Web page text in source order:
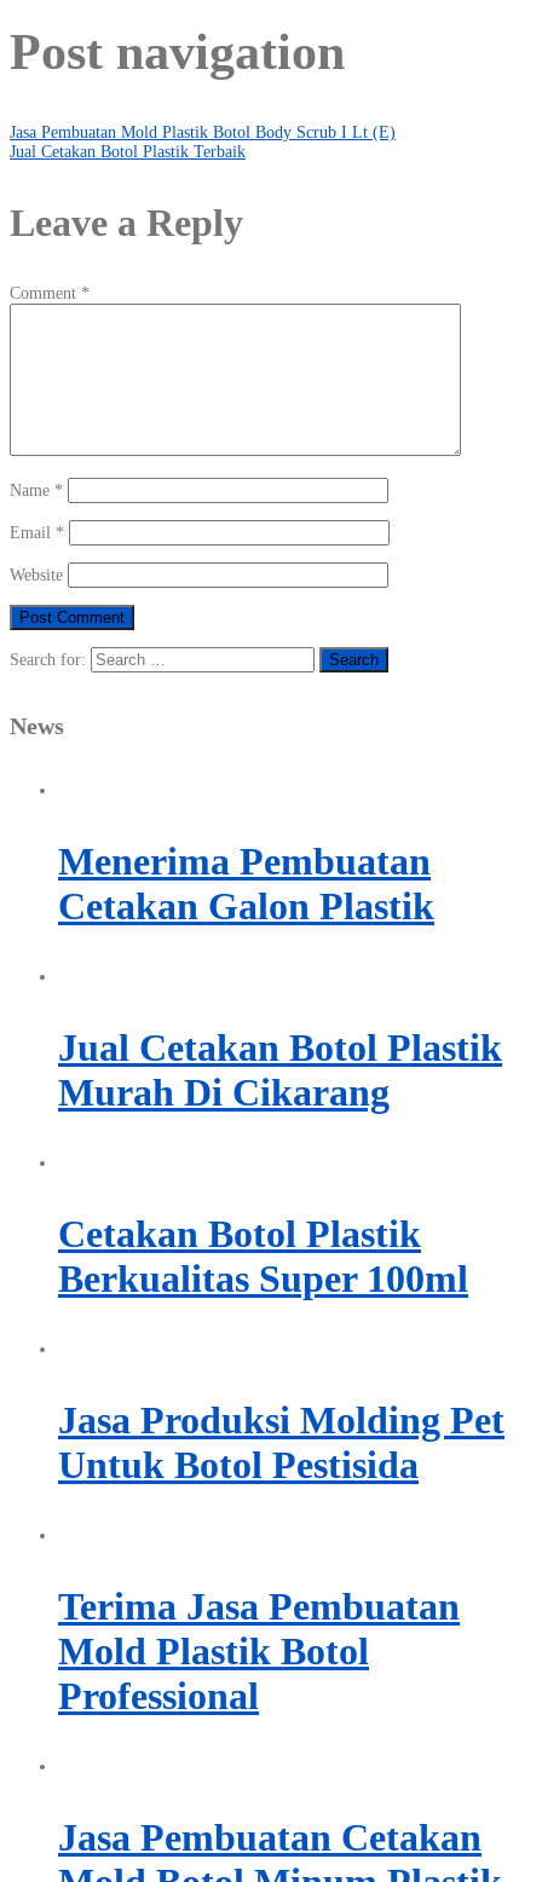
Post navigation
Jasa Pembuatan Mold Plastik Botol Body Scrub I Lt (E)
Jual Cetakan Botol Plastik Terbaik
Leave a Reply
Comment *
Name *
Email *
Website
Search for:
News
Menerima Pembuatan
Cetakan Galon Plastik
Jual Cetakan Botol Plastik
Murah Di Cikarang
Cetakan Botol Plastik
Berkualitas Super 100ml
Jasa Produksi Molding Pet
Untuk Botol Pestisida
Terima Jasa Pembuatan
Mold Plastik Botol
Professional
Jasa Pembuatan Cetakan